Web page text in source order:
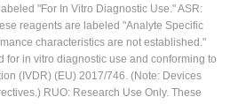
"For In Vitro Diagnostic Use." ASR:
reagents are labeled "Analyte Specific
characteristics are not established."
for in vitro diagnostic use and conforming to
(IVDR) (EU) 2017/746. (Note: Devices
RUO: Research Use Only. These